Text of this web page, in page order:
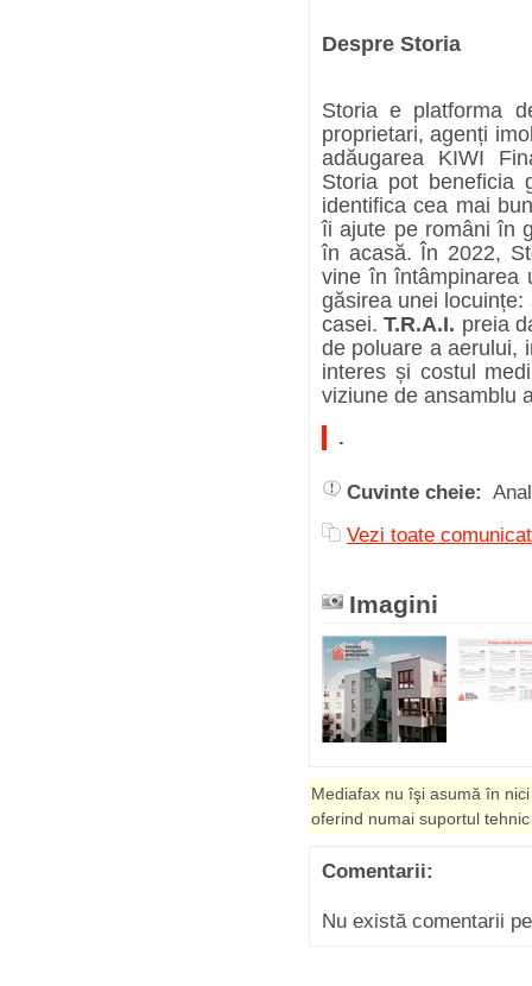
Despre Storia
Storia e platforma
proprietari, agenți
adăugarea KIWI
Storia pot beneficia
identifica cea mai
îi ajute pe români în
în acasă. În 2022,
vine în întâmpinarea
găsirea unei
casei.T.R.A.I. preia
de poluare a aerului,
interes și costul
viziune de ansamblu
.
Cuvinte cheie:
Vezi toate
Imagini
Mediafax nu îşi asumă în
oferind numai suportul
Comentarii:
Nu există comentarii